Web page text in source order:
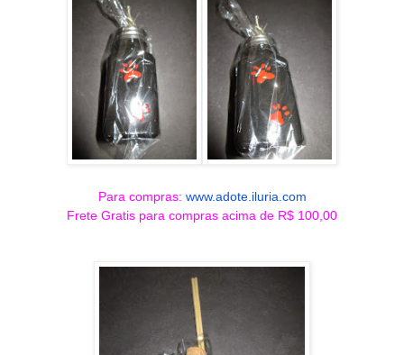
Para compras: www.adote.iluria.com
Frete Gratis para compras acima de R$ 100,00